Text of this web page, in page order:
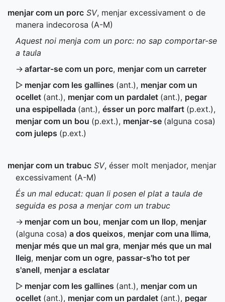
menjar com un porc SV, menjar excessivament o de
manera indecorosa (A-M)
Aquest noi menja com un porc: no sap comportar-se
a taula
→ afartar-se com un porc, menjar com un carreter
▷ menjar com les gallines (ant.), menjar com un
ocellet (ant.), menjar com un pardalet (ant.), pegar
una espipellada (ant.), ésser un porc malfart (p.ext.),
menjar com un bou (p.ext.), menjar-se (alguna cosa)
com juleps (p.ext.)
menjar com un trabuc SV, ésser molt menjador, menjar
excessivament (A-M)
És un mal educat: quan li posen el plat a taula de
seguida es posa a menjar com un trabuc
→ menjar com un bou, menjar com un llop, menjar
(alguna cosa) a dos queixos, menjar com una llima,
menjar més que un mal gra, menjar més que un mal
lleig, menjar com un ogre, passar-s'ho tot per
s'anell, menjar a esclatar
▷ menjar com les gallines (ant.), menjar com un
ocellet (ant.), menjar com un pardalet (ant.), pegar